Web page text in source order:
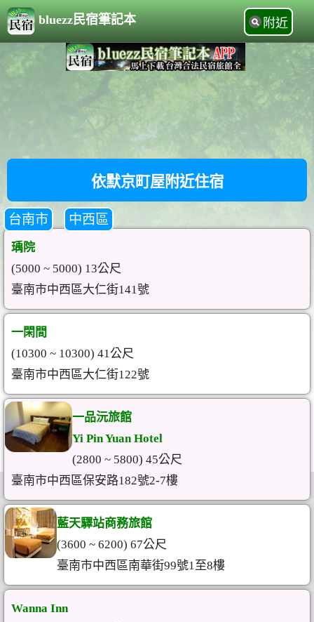
bluezz民宿筆記本 附近
依默京町屋附近住宿
台南市 中西區
瑀院
(5000 ~ 5000) 13公尺
臺南市中西區大仁街141號
一閑間
(10300 ~ 10300) 41公尺
臺南市中西區大仁街122號
一品沅旅館
Yi Pin Yuan Hotel
(2800 ~ 5800) 45公尺
臺南市中西區保安路182號2-7樓
藍天驛站商務旅館
(3600 ~ 6200) 67公尺
臺南市中西區南華街99號1至8樓
Wanna Inn